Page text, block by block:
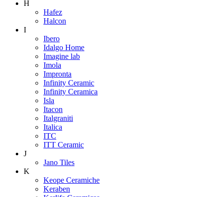
H
Hafez
Halcon
I
Ibero
Idalgo Home
Imagine lab
Imola
Impronta
Infinity Ceramic
Infinity Ceramica
Isla
Itacon
Italgraniti
Italica
ITC
ITT Ceramic
J
Jano Tiles
K
Keope Ceramiche
Keraben